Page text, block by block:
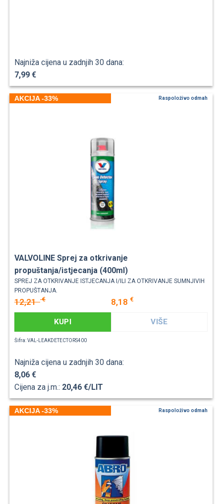
Najniža cijena u zadnjih 30 dana:
7,99 €
AKCIJA -33% Raspoloživo odmah
VALVOLINE Sprej za otkrivanje
propuštanja/istjecanja (400ml)
SPREJ ZA OTKRIVANJE ISTJECANJA I/ILI ZA OTKRIVANJE SUMNJIVIH
PROPUŠTANJA.
12,21€ 8,18 €
KUPI VIŠE
Šifra: VAL-LEAKDETECTORS400
Najniža cijena u zadnjih 30 dana:
8,06 €
Cijena za j.m.: 20,46 €/LIT
AKCIJA -33% Raspoloživo odmah